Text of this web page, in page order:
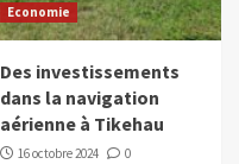
Economie
Des investissements
dans la navigation
aérienne à Tikehau
16 octobre 2024 0